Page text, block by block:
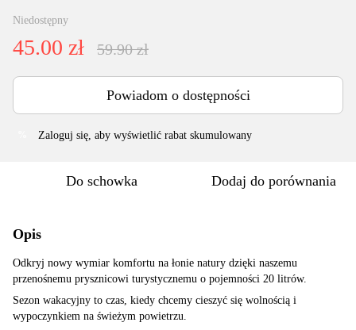
Niedostępny
45.00 zł 59.90 zł
Powiadom o dostępności
Zaloguj się , aby wyświetlić rabat skumulowany
Do schowka Dodaj do porównania
Opis
Odkryj nowy wymiar komfortu na łonie natury dzięki naszemu
przenośnemu prysznicowi turystycznemu o pojemności 20 litrów.
Sezon wakacyjny to czas, kiedy chcemy cieszyć się wolnością i
wypoczynkiem na świeżym powietrzu.